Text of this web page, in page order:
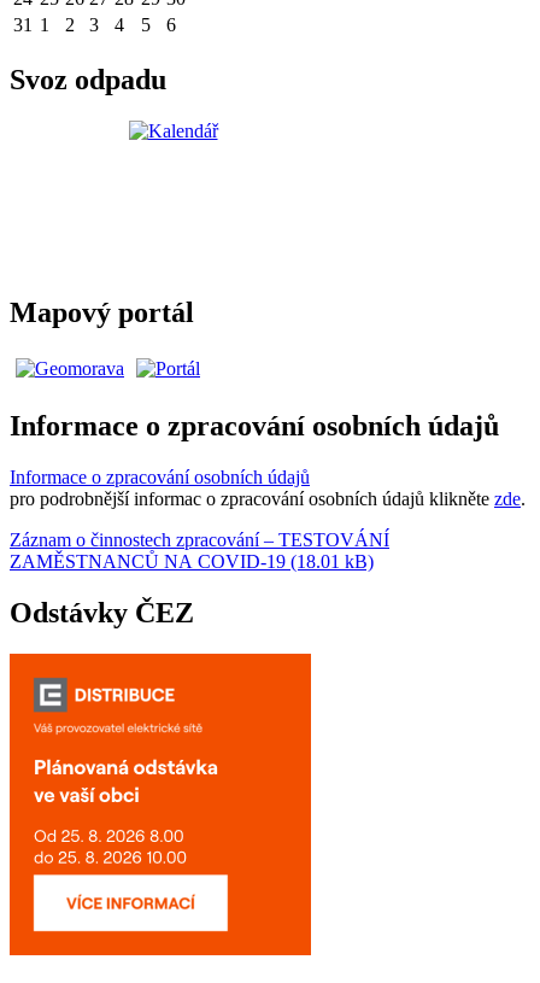
31 1 2 3 4 5 6
Svoz odpadu
Mapový portál
Informace o zpracování osobních údajů
Informace o zpracování osobních údajů
pro podrobnější informac o zpracování osobních údajů klikněte zde.
Záznam o činnostech zpracování – TESTOVÁNÍ
ZAMĚSTNANCŮ NA COVID-19 (18.01 kB)
Odstávky ČEZ